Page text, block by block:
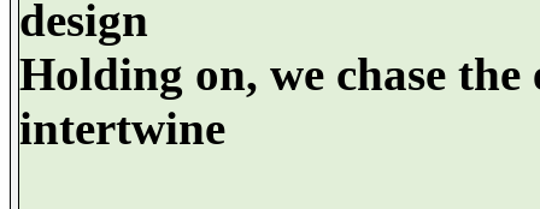
design
Holding on, we chase the
intertwine